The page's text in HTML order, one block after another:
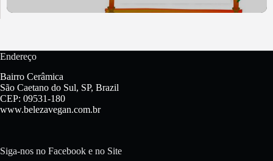
Endereço
Bairro Cerâmica
São Caetano do Sul, SP, Brazil
CEP: 09531-180
www.belezavegan.com.br
Siga-nos no Facebook e no Site